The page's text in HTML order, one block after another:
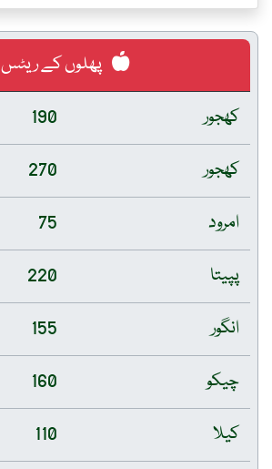
پھلوں کے ریٹس
کھجور
190
کھجور
270
امرود
75
پپیتا
220
انگور
155
چیکو
160
کیلا
110